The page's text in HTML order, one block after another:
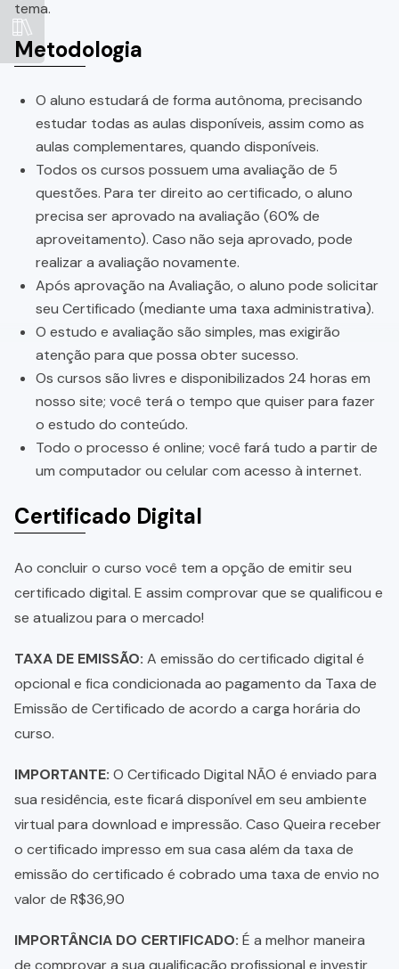
tema.
Metodologia
O aluno estudará de forma autônoma, precisando
estudar todas as aulas disponíveis, assim como as
aulas complementares, quando disponíveis.
Todos os cursos possuem uma avaliação de 5
questões. Para ter direito ao certificado, o aluno
precisa ser aprovado na avaliação (60% de
aproveitamento). Caso não seja aprovado, pode
realizar a avaliação novamente.
Após aprovação na Avaliação, o aluno pode solicitar
seu Certificado (mediante uma taxa administrativa).
O estudo e avaliação são simples, mas exigirão
atenção para que possa obter sucesso.
Os cursos são livres e disponibilizados 24 horas em
nosso site; você terá o tempo que quiser para fazer
o estudo do conteúdo.
Todo o processo é online; você fará tudo a partir de
um computador ou celular com acesso à internet.
Certificado Digital
Ao concluir o curso você tem a opção de emitir seu
certificado digital. E assim comprovar que se qualificou e
se atualizou para o mercado!
TAXA DE EMISSÃO: A emissão do certificado digital é
opcional e fica condicionada ao pagamento da Taxa de
Emissão de Certificado de acordo a carga horária do
curso.
IMPORTANTE: O Certificado Digital NÃO é enviado para
sua residência, este ficará disponível em seu ambiente
virtual para download e impressão. Caso Queira receber
o certificado impresso em sua casa além da taxa de
emissão do certificado é cobrado uma taxa de envio no
valor de R$36,90
IMPORTÂNCIA DO CERTIFICADO: É a melhor maneira